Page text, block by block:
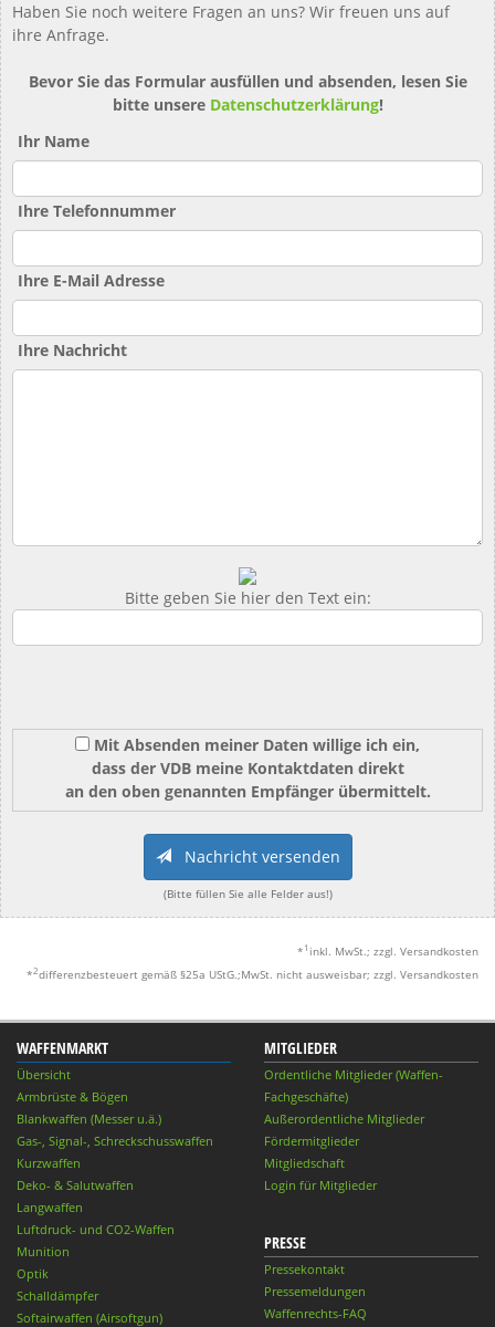
Haben Sie noch weitere Fragen an uns? Wir freuen uns auf
ihre Anfrage.
Bevor Sie das Formular ausfüllen und absenden, lesen Sie
bitte unsere Datenschutzerklärung!
Ihr Name
Ihre Telefonnummer
Ihre E-Mail Adresse
Ihre Nachricht
Bitte geben Sie hier den Text ein:
Mit Absenden meiner Daten willige ich ein,
dass der VDB meine Kontaktdaten direkt
an den oben genannten Empfänger übermittelt.
Nachricht versenden
(Bitte füllen Sie alle Felder aus!)
* 1 inkl. MwSt.; zzgl. Versandkosten
*2differenzbesteuert gemäß §25a UStG.;MwSt. nicht ausweisbar; zzgl. Versandkosten
WAFFENMARKT
Übersicht
Armbrüste & Bögen
Blankwaffen (Messer u.ä.)
Gas-, Signal-, Schreckschusswaffen
Kurzwaffen
Deko- & Salutwaffen
Langwaffen
Luftdruck- und CO2-Waffen
Munition
Optik
Schalldämpfer
Softairwaffen (Airsoftgun)
MITGLIEDER
Ordentliche Mitglieder (Waffen-
Fachgeschäfte)
Außerordentliche Mitglieder
Fördermitglieder
Mitgliedschaft
Login für Mitglieder
PRESSE
Pressekontakt
Pressemeldungen
Waffenrechts-FAQ